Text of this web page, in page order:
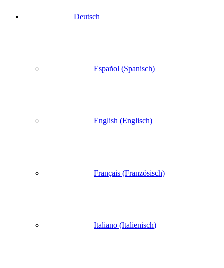
Deutsch
Español (Spanisch)
English (Englisch)
Français (Französisch)
Italiano (Italienisch)